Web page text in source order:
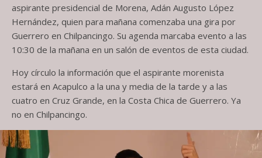
aspirante presidencial de Morena, Adán Augusto López
Hernández, quien para mañana comenzaba una gira por
Guerrero en Chilpancingo. Su agenda marcaba evento a las
10:30 de la mañana en un salón de eventos de esta ciudad.
Hoy círculo la información que el aspirante morenista
estará en Acapulco a la una y media de la tarde y a las
cuatro en Cruz Grande, en la Costa Chica de Guerrero. Ya
no en Chilpancingo.